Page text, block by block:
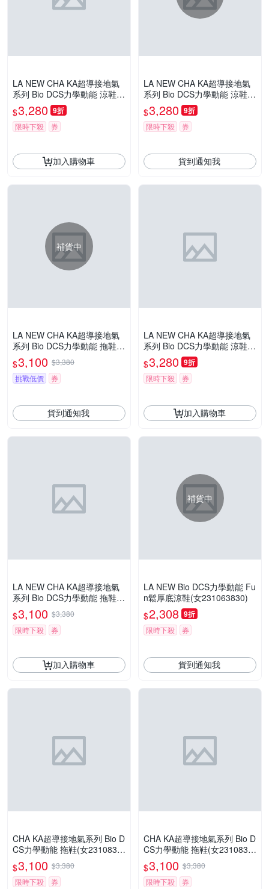
LA NEW CHA KA超導接地氣
系列 Bio DCS力學動能 涼鞋
(女232063640)
$3,280 9折
限時下殺 券
加入購物車
LA NEW CHA KA超導接地氣
系列 Bio DCS力學動能 涼鞋
(女232063650)
$3,280 9折
限時下殺 券
貨到通知我
補貨中
LA NEW CHA KA超導接地氣
系列 Bio DCS力學動能 拖鞋
(女232083550)
$3,100 $3,380
挑戰低價
券
貨到通知我
LA NEW CHA KA超導接地氣
系列 Bio DCS力學動能 涼鞋
(女232063640)
$3,280 9折
限時下殺 券
加入購物車
LA NEW CHA KA超導接地氣
系列 Bio DCS力學動能 拖鞋
(女232083540)
$3,100 $3,380
限時下殺
券
加入購物車
補貨中
LA NEW Bio DCS力學動能 Fu
n鬆厚底涼鞋(女231063830)
$2,308 9折
限時下殺 券
貨到通知我
CHA KA超導接地氣系列 Bio D
CS力學動能 拖鞋(女2310839
30)
$3,100 $3,380
限時下殺
券
CHA KA超導接地氣系列 Bio D
CS力學動能 拖鞋(女2310839
40)
$3,100 $3,380
限時下殺
券